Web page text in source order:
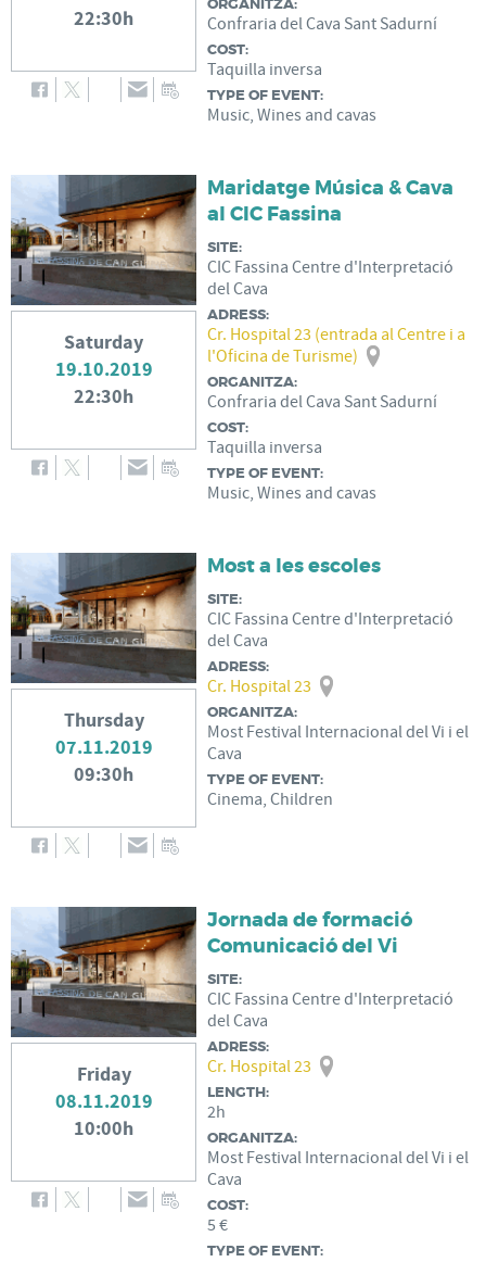
22:30h
ORGANITZA:
Confraria del Cava Sant Sadurní
COST:
Taquilla inversa
TYPE OF EVENT:
Music, Wines and cavas
Saturday
19.10.2019
22:30h
Maridatge Música & Cava
al CIC Fassina
SITE:
CIC Fassina Centre d'Interpretació
del Cava
ADRESS:
Cr. Hospital 23 (entrada al Centre i a
l'Oficina de Turisme)
ORGANITZA:
Confraria del Cava Sant Sadurní
COST:
Taquilla inversa
TYPE OF EVENT:
Music, Wines and cavas
Thursday
07.11.2019
09:30h
Most a les escoles
SITE:
CIC Fassina Centre d'Interpretació
del Cava
ADRESS:
Cr. Hospital 23
ORGANITZA:
Most Festival Internacional del Vi i el
Cava
TYPE OF EVENT:
Cinema, Children
Friday
08.11.2019
10:00h
Jornada de formació
Comunicació del Vi
SITE:
CIC Fassina Centre d'Interpretació
del Cava
ADRESS:
Cr. Hospital 23
LENGTH:
2h
ORGANITZA:
Most Festival Internacional del Vi i el
Cava
COST:
5 €
TYPE OF EVENT: